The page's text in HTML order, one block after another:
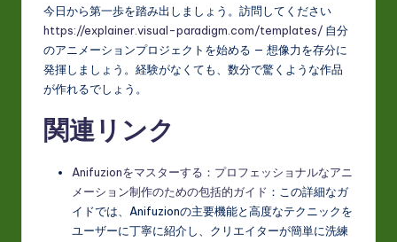
今日から第一歩を踏み出しましょう。訪問してください
https://explainer.visual-paradigm.com/templates/ 自分
のアニメーションプロジェクトを始める — 想像力を存分に
発揮しましょう。経験がなくても、数分で驚くような作品
が作れるでしょう。
関連リンク
Anifuzionをマスターする：プロフェッショナルなアニ
メーション制作のための包括的ガイド ：この詳細なガ
イドでは、Anifuzionの主要機能と高度なテクニックを
ユーザーに丁寧に紹介し、クリエイターが簡単に洗練